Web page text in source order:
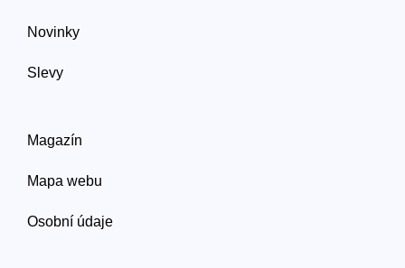
Novinky
Slevy
Magazín
Mapa webu
Osobní údaje